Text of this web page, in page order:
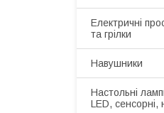
Електричні
та грілки
Навушники
Настольні
LED, сенсорні,